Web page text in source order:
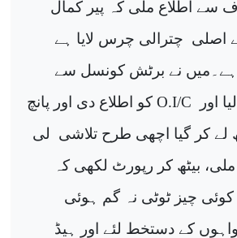
سے اطلاع ملی کہ پیر کمال
اصلی چترالی چرس لایا ہے
ہے۔میں نے برٹش کونسل سے
اور
O.I/C کو اطلاع دی اور پانچ
لے کر گیا اچھی طرح تلاشی
لی
بیٹھ کر رپورٹ لکھی کہ
کوئی چیز ٹوٹی نہ گم ہوئی
کے دستخط لئے اور ہیڈ